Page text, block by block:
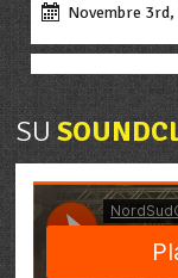
Novembre
SU